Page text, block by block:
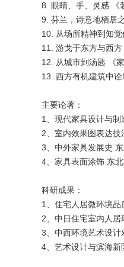
8. 眼睛、手、灵感 《
9. 芬兰，诗意地栖居
10. 从场所精神到知
11. 游戈于东方与西
12. 从城市到汤匙 《
13. 西方有机建筑中
主要论著：
1、现代家具设计与
2、室内效果图表达
3、中外家具发展史
4、家具表面涂饰 东
科研成果：
1、住宅人居微环境
2、中日住宅室内人
3、中西环境艺术设
4、艺术设计与滨海新